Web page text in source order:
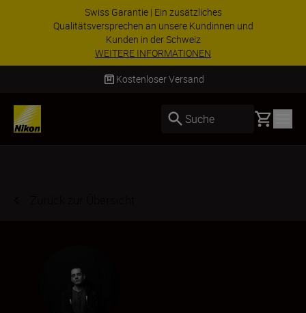
Swiss Garantie | Ein zusätzliches
Qualitätsversprechen an unsere Kundinnen und
Kunden in der Schweiz
WEITERE INFORMATIONEN
Kostenloser Versand
Suche Basket